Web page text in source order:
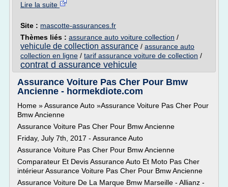
Lire la suite
Site : mascotte-assurances.fr
Thèmes liés : assurance auto voiture collection /
vehicule de collection assurance / assurance auto
collection en ligne / tarif assurance voiture de collection /
contrat d assurance vehicule
Assurance Voiture Pas Cher Pour Bmw
Ancienne - hormekdiote.com
Home » Assurance Auto »Assurance Voiture Pas Cher Pour
Bmw Ancienne
Assurance Voiture Pas Cher Pour Bmw Ancienne
Friday, July 7th, 2017 - Assurance Auto
Assurance Voiture Pas Cher Pour Bmw Ancienne
Comparateur Et Devis Assurance Auto Et Moto Pas Cher
intérieur Assurance Voiture Pas Cher Pour Bmw Ancienne
Assurance Voiture De La Marque Bmw Marseille - Allianz -